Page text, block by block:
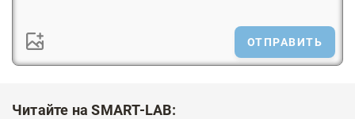
ОТПРАВИТЬ
Читайте на SMART-LAB: